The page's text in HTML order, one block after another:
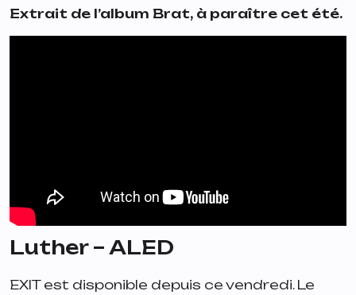
Extrait de l’album Brat, à paraître cet été.
Luther – ALED
EXIT est disponible depuis ce vendredi. Le